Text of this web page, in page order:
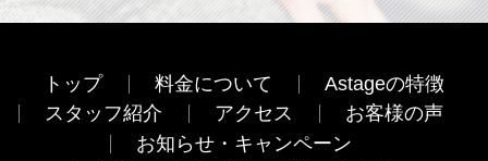
トップ 料金について
Astageの特徴
スタッフ紹介
アクセス
お客様の声
お知らせ・キャンペーン